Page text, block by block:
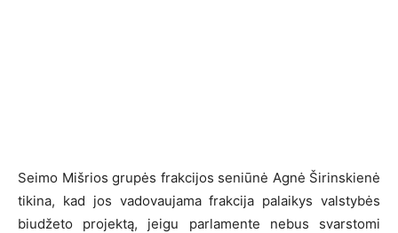
Seimo Mišrios grupės frakcijos seniūnė Agnė Širinskienė
tikina, kad jos vadovaujama frakcija palaikys valstybės
biudžeto projektą, jeigu parlamente nebus svarstomi